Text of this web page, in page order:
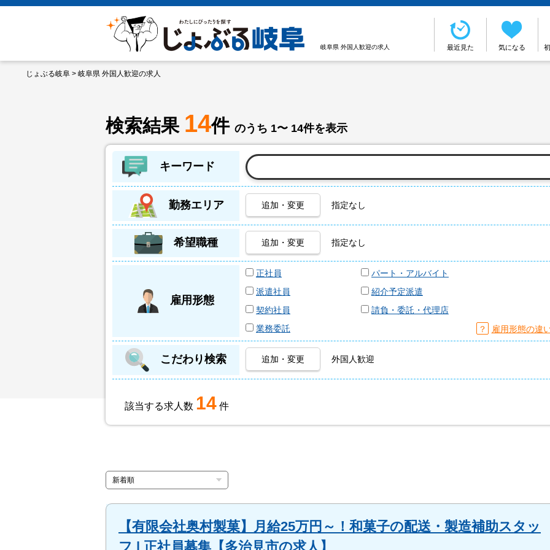
岐阜県 外国人歓迎の求人 最近見た 気になる
じょぶる岐阜 > 岐阜県 外国人歓迎の求人
検索結果 14件 のうち 1〜 14件を表示
キーワード
勤務エリア 追加・変更 指定なし
希望職種 追加・変更 指定なし
雇用形態
正社員
パート・アルバイト
派遣社員
紹介予定派遣
契約社員
請負・委託・代理店
業務委託
？ 雇用形態の違
こだわり検索 追加・変更 外国人歓迎
該当する求人数 14 件
【有限会社奥村製菓】月給25万円～！和菓子の配送・製造補助スタッ
フ | 正社員募集【多治見市の求人】